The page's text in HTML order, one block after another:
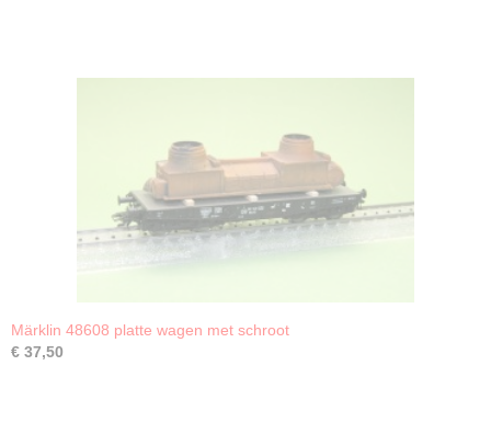
Märklin 48608 platte wagen met schroot
€ 37,50